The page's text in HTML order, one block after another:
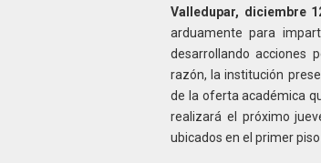
Valledupar, diciembre
arduamente para
desarrollando acciones
razón, la institución
de la oferta académica
realizará el próximo
ubicados en el primer